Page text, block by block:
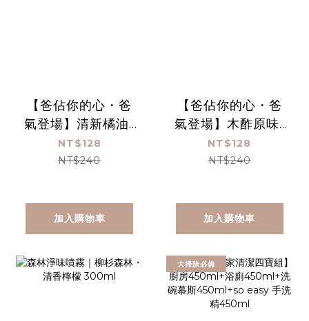
【爸佔你的心・爸
氣登場】清新橘油-
酚多精除臭抗菌液
1000 mL(贈空瓶)
NT$128
NT$240
加入購物車
【爸佔你的心・爸
氣登場】木酢原味-
酚多精除臭抗菌液
1000 mL(贈空瓶)
NT$128
NT$240
加入購物車
大掃除必備